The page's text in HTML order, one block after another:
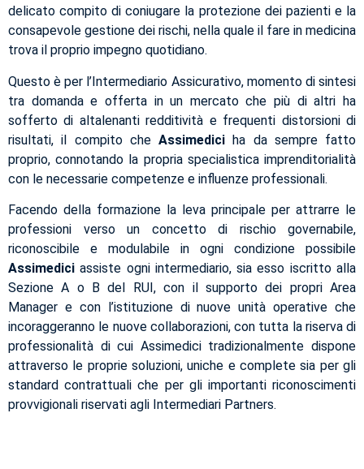
delicato compito di coniugare la protezione dei pazienti e la
consapevole gestione dei rischi, nella quale il fare in medicina
trova il proprio impegno quotidiano.
Questo è per l’Intermediario Assicurativo, momento di sintesi
tra domanda e offerta in un mercato che più di altri ha
sofferto di altalenanti redditività e frequenti distorsioni di
risultati, il compito che Assimedici ha da sempre fatto
proprio, connotando la propria specialistica imprenditorialità
con le necessarie competenze e influenze professionali.
Facendo della formazione la leva principale per attrarre le
professioni verso un concetto di rischio governabile,
riconoscibile e modulabile in ogni condizione possibile
Assimedici assiste ogni intermediario, sia esso iscritto alla
Sezione A o B del RUI, con il supporto dei propri Area
Manager e con l’istituzione di nuove unità operative che
incoraggeranno le nuove collaborazioni, con tutta la riserva di
professionalità di cui Assimedici tradizionalmente dispone
attraverso le proprie soluzioni, uniche e complete sia per gli
standard contrattuali che per gli importanti riconoscimenti
provvigionali riservati agli Intermediari Partners.